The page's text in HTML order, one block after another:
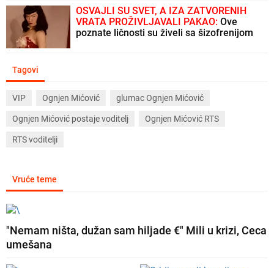
OSVAJLI SU SVET, A IZA ZATVORENIH
VRATA PROŽIVLJAVALI PAKAO: Ove
poznate ličnosti su živeli sa šizofrenijom
Tagovi
VIP Ognjen Mićović glumac Ognjen Mićović
Ognjen Mićović postaje voditelj Ognjen Mićović RTS
RTS voditelji
Vruće teme
"Nemam ništa, dužan sam hiljade €" Mili u krizi, Ceca
umešana